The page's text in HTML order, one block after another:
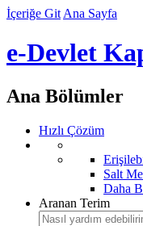
İçeriğe Git Ana Sayfa
e-Devlet
Ana Bölümler
Hızlı Çözüm
Salt
Daha
Aranan Terim